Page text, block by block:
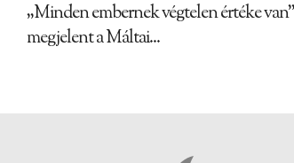
„Minden embernek végtelen értéke
megjelent a Máltai...